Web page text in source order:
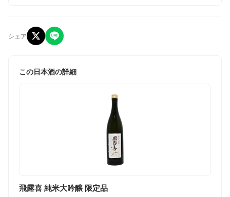
シェア
この日本酒の詳細
飛露喜 純米大吟醸 限定品